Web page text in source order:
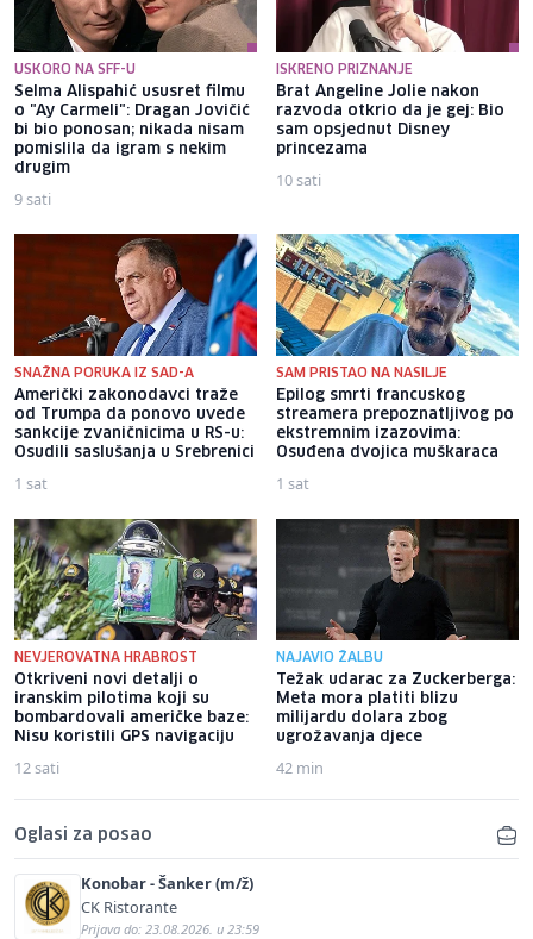
USKORO NA SFF-U
Selma Alispahić ususret filmu
o "Ay Carmeli": Dragan Jovičić
bi bio ponosan; nikada nisam
pomislila da igram s nekim
drugim
9 sati
ISKRENO PRIZNANJE
Brat Angeline Jolie nakon
razvoda otkrio da je gej: Bio
sam opsjednut Disney
princezama
10 sati
SNAŽNA PORUKA IZ SAD-A
Američki zakonodavci traže
od Trumpa da ponovo uvede
sankcije zvaničnicima u RS-u:
Osudili saslušanja u Srebrenici
1 sat
SAM PRISTAO NA NASILJE
Epilog smrti francuskog
streamera prepoznatljivog po
ekstremnim izazovima:
Osuđena dvojica muškaraca
1 sat
NEVJEROVATNA HRABROST
Otkriveni novi detalji o
iranskim pilotima koji su
bombardovali američke baze:
Nisu koristili GPS navigaciju
12 sati
NAJAVIO ŽALBU
Težak udarac za Zuckerberga:
Meta mora platiti blizu
milijardu dolara zbog
ugrožavanja djece
42 min
Oglasi za posao
Konobar - Šanker (m/ž)
CK Ristorante
Prijava do: 23.08.2026. u 23:59